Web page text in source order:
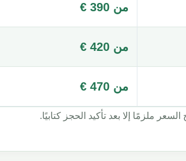
من 390 €
من 420 €
من 470 €
ملزمًا إلا بعد تأكيد الحجز كتابيًا.